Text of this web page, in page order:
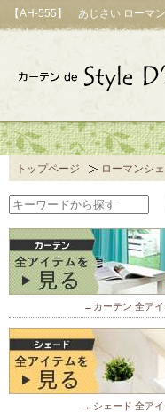
【AH-555】 あじさい ローマ
トップページ ローマンシ
→カーテン 全ア
→ シェード 全ア